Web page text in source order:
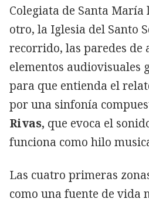
Colegiata de Santa
otro, la Iglesia del Santo
recorrido, las paredes de
elementos audiovisuales
para que entienda el
por una sinfonía
Rivas, que evoca el
funciona como hilo
Las cuatro primeras
como una fuente de vida